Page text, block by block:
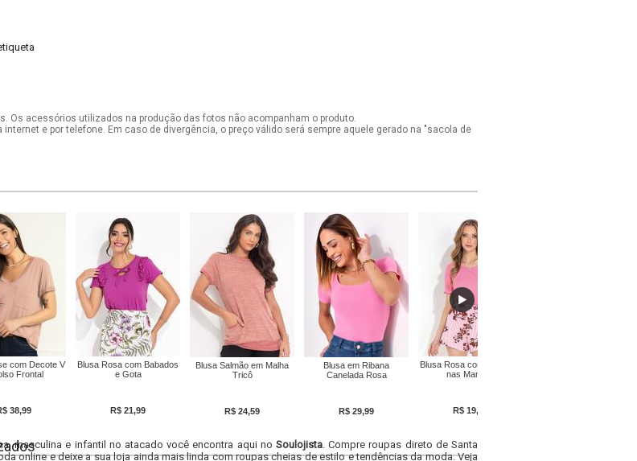
Os acessórios utilizados na produção das fotos não acompanham o produto.
internet e por telefone. Em caso de divergência, o preço válido será sempre aquele gerado na "sacola de
com Decote V
Frontal
38,99
Blusa Rosa com Babados
e Gota
R$ 21,99
Blusa Salmão em Malha
Tricô
R$ 24,59
Blusa em Ribana
Canelada Rosa
R$ 29,99
Blusa Rosa com Babados
nas Mangas
R$ 19,59
masculina e infantil no atacado você encontra aqui no Soulojista. Compre roupas direto de Santa
online e deixe a sua loja ainda mais linda com roupas cheias de estilo e tendências da moda. Veja